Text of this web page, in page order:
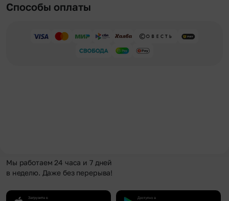
Способы оплаты
Мы работаем 24 часа и 7 дней
в неделю. Даже без перерыва!